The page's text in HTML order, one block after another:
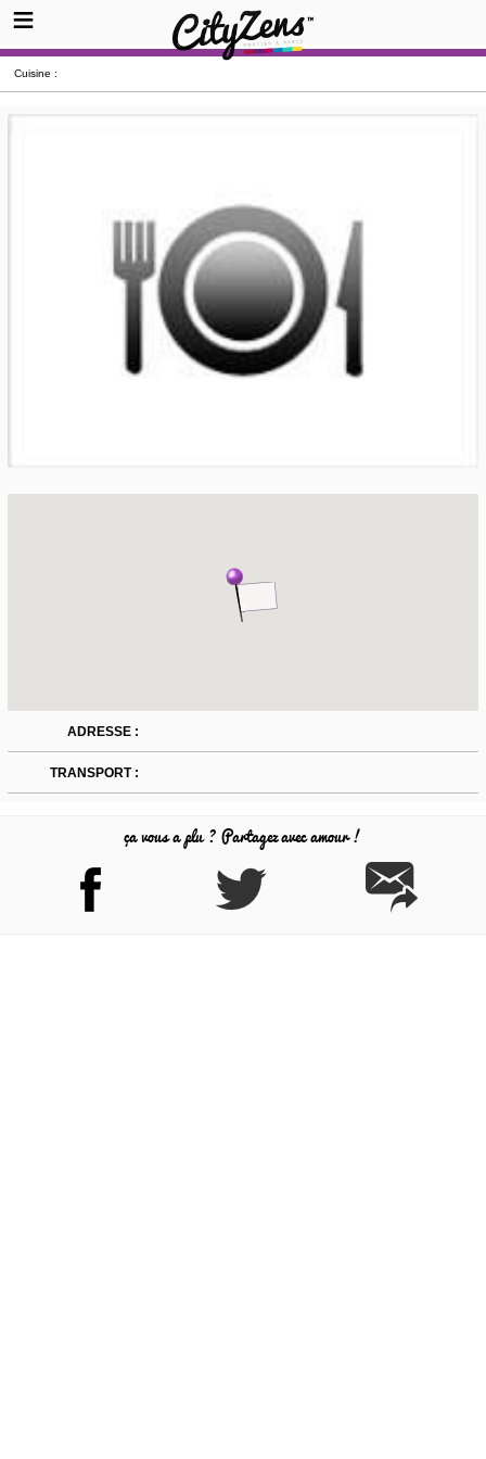
Cuisine :
ADRESSE :
TRANSPORT :
ça vous a plu ? Partagez avec amour !